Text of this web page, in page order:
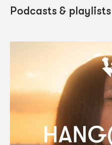
Podcasts & playlists